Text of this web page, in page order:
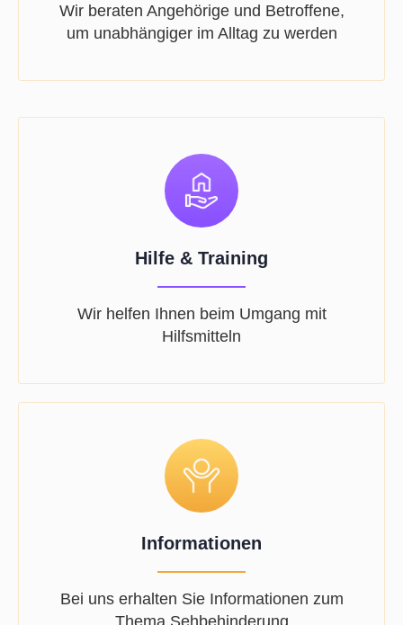
Wir beraten Angehörige und Betroffene,
um unabhängiger im Alltag zu werden
Hilfe & Training
Wir helfen Ihnen beim Umgang mit
Hilfsmitteln
Informationen
Bei uns erhalten Sie Informationen zum
Thema Sehbehinderung